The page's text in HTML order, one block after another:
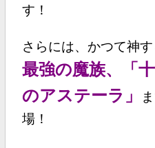
す！
さらには、かつて神
最強の魔族、「
のアステーラ」
場